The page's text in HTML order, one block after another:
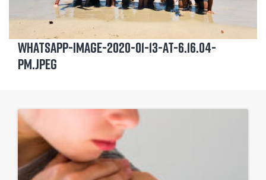
WhatsApp-Image-2020-01-13-at-6.16.04-
PM.jpeg